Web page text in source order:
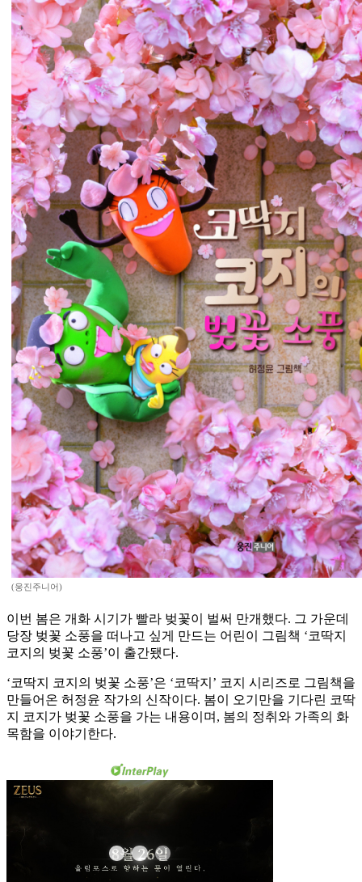
(웅진주니어)
이번 봄은 개화 시기가 빨라 벚꽃이 벌써 만개했다. 그 가운데
당장 벚꽃 소풍을 떠나고 싶게 만드는 어린이 그림책 ‘코딱지
코지의 벚꽃 소풍’이 출간됐다.
‘코딱지 코지의 벚꽃 소풍’은 ‘코딱지’ 코지 시리즈로 그림책을
만들어온 허정윤 작가의 신작이다. 봄이 오기만을 기다린 코딱
지 코지가 벚꽃 소풍을 가는 내용이며, 봄의 정취와 가족의 화
목함을 이야기한다.